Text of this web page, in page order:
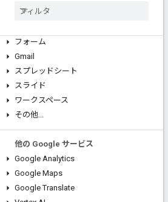
ドキュメント
フォーム
Gmail
スプレッドシート
スライド
ワークスペース
その他...
他の Google サービス
Google Analytics
Google Maps
Google Translate